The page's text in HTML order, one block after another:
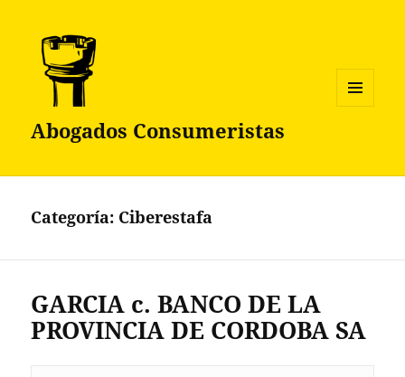
Abogados Consumeristas
Categoría: Ciberestafa
GARCIA c. BANCO DE LA
PROVINCIA DE CORDOBA SA